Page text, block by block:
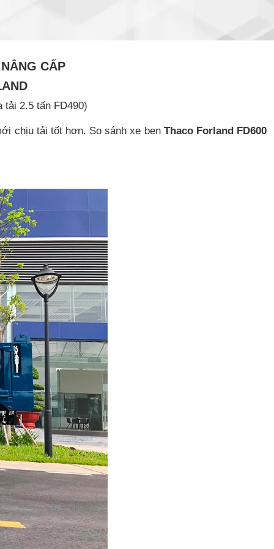
CẤP
2.5 tấn FD490)
chịu tải tốt hơn. So sánh xe ben Thaco Forland FD600